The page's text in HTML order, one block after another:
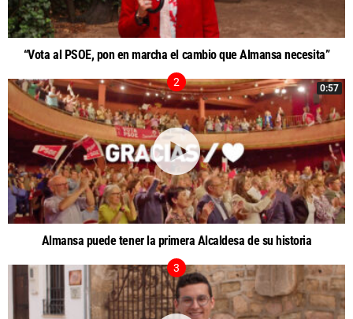
“Vota al PSOE, pon en marcha el cambio que Almansa necesita”
0:57
Almansa puede tener la primera Alcaldesa de su historia